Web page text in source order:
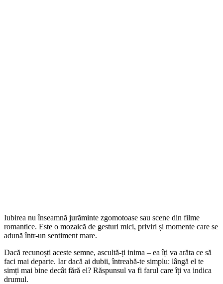
Iubirea nu înseamnă jurăminte zgomotoase sau scene din filme
romantice. Este o mozaică de gesturi mici, priviri și momente care se
adună într-un sentiment mare.
Dacă recunoști aceste semne, ascultă-ți inima – ea îți va arăta ce să
faci mai departe. Iar dacă ai dubii, întreabă-te simplu: lângă el te
simți mai bine decât fără el? Răspunsul va fi farul care îți va indica
drumul.